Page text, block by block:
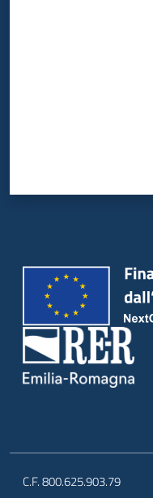
C.F. 800.625.903.79